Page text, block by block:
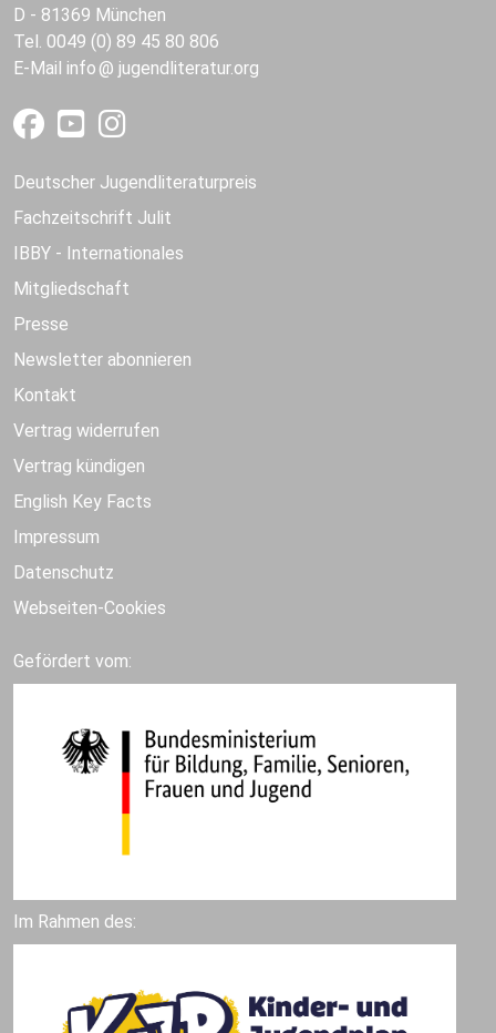
D - 81369 München
Tel. 0049 (0) 89 45 80 806
E-Mail info jugendliteratur.org
Deutscher Jugendliteraturpreis
Fachzeitschrift Julit
IBBY - Internationales
Mitgliedschaft
Presse
Newsletter abonnieren
Kontakt
Vertrag widerrufen
Vertrag kündigen
English Key Facts
Impressum
Datenschutz
Webseiten-Cookies
Gefördert vom:
Im Rahmen des: